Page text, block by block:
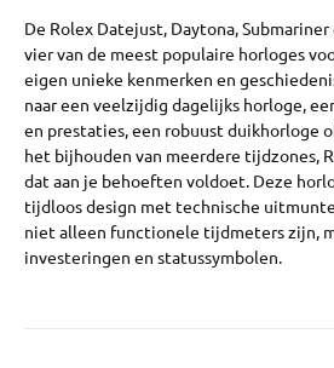
De Rolex Datejust, Daytona, Submariner
vier van de meest populaire horloges
eigen unieke kenmerken en
naar een veelzijdig dagelijks horloge,
en prestaties, een robuust duikhorloge
het bijhouden van meerdere tijdzones,
dat aan je behoeften voldoet. Deze
tijdloos design met technische
niet alleen functionele tijdmeters zijn,
investeringen en statussymbolen.